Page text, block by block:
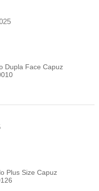
Dupla Face Capuz
Plus Size Capuz